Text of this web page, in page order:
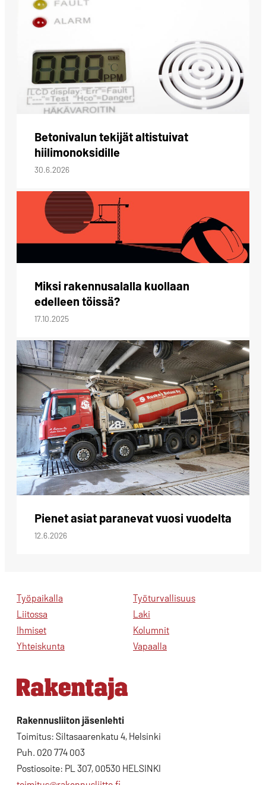
Betonivalun tekijät altistuivat
hiilimonoksidille
30.6.2026
Miksi rakennusalalla kuollaan
edelleen töissä?
17.10.2025
Pienet asiat paranevat vuosi vuodelta
12.6.2026
Työpaikalla
Liitossa
Ihmiset
Yhteiskunta
Työturvallisuus
Laki
Kolumnit
Vapaalla
Rakennusliiton jäsenlehti
Toimitus: Siltasaarenkatu 4, Helsinki
Puh. 020 774 003
Postiosoite: PL 307, 00530 HELSINKI